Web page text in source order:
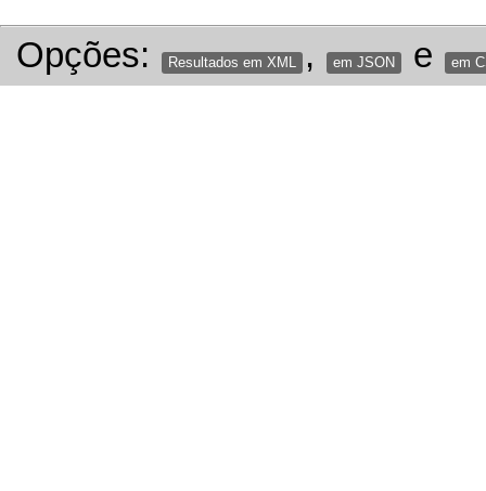
Opções: Resultados em XML , em JSON e em